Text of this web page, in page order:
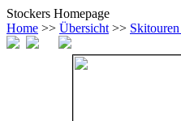
Stockers Homepage
Home >> Übersicht >> Skitouren